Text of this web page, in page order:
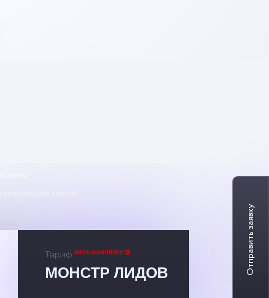
Тариф МЕГА-КОМПЛЕКС 🏆
МОНСТР ЛИДОВ Отправить заявку